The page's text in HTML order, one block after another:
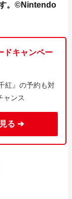
。©Nintendo
ドキャンペー
紅』の予約も対
ャンス
る ➔